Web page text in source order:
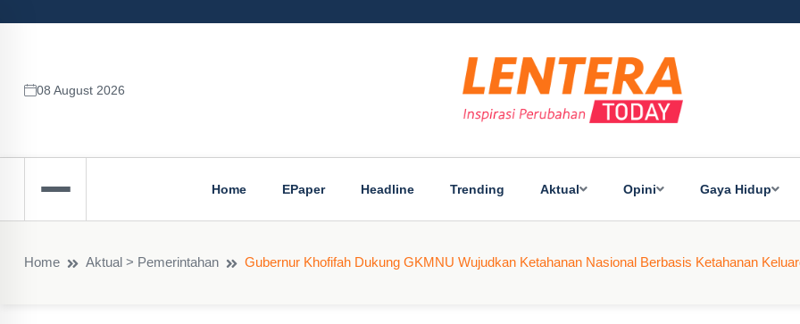
08 August 2026
Home EPaper Headline Trending Aktual Opini Gaya Hidup
Home Aktual > Pemerintahan Gubernur Khofifah Dukung GKMNU Wujudkan Ketahanan Nasional Berbasis Ketahanan